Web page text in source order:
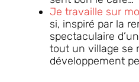
Je travaille sur
si, inspiré par la
spectaculaire
tout un village se
développement